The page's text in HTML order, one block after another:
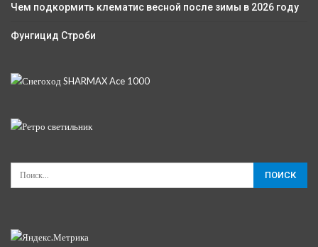
Чем подкормить клематис весной после зимы в 2026 году
Фунгицид Строби